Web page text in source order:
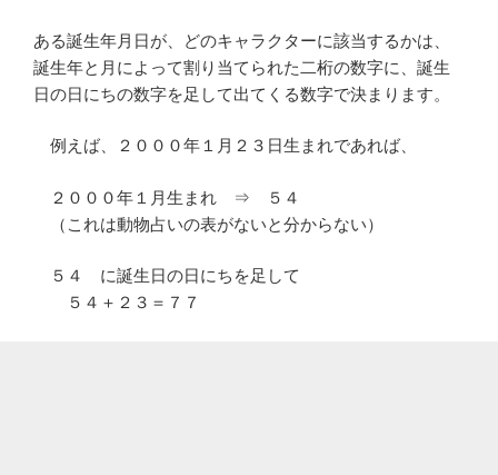
ある誕生年月日が、どのキャラクターに該当するかは、
誕生年と月によって割り当てられた二桁の数字に、誕生
日の日にちの数字を足して出てくる数字で決まります。
例えば、２０００年１月２３日生まれであれば、
２０００年１月生まれ ⇒ ５４
（これは動物占いの表がないと分からない）
５４ に誕生日の日にちを足して
５４＋２３＝７７